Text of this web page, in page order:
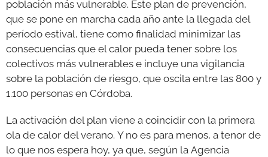
población más vulnerable. Este plan de prevención,
que se pone en marcha cada año ante la llegada del
período estival, tiene como finalidad minimizar las
consecuencias que el calor pueda tener sobre los
colectivos más vulnerables e incluye una vigilancia
sobre la población de riesgo, que oscila entre las 800 y
1.100 personas en Córdoba.
La activación del plan viene a coincidir con la primera
ola de calor del verano. Y no es para menos, a tenor de
lo que nos espera hoy, ya que, según la Agencia